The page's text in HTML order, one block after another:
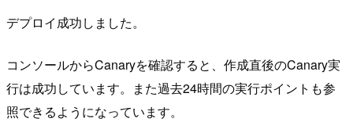
デプロイ成功しました。
コンソールからCanaryを確認すると、作成直後のCanary実
行は成功しています。また過去24時間の実行ポイントも参
照できるようになっています。